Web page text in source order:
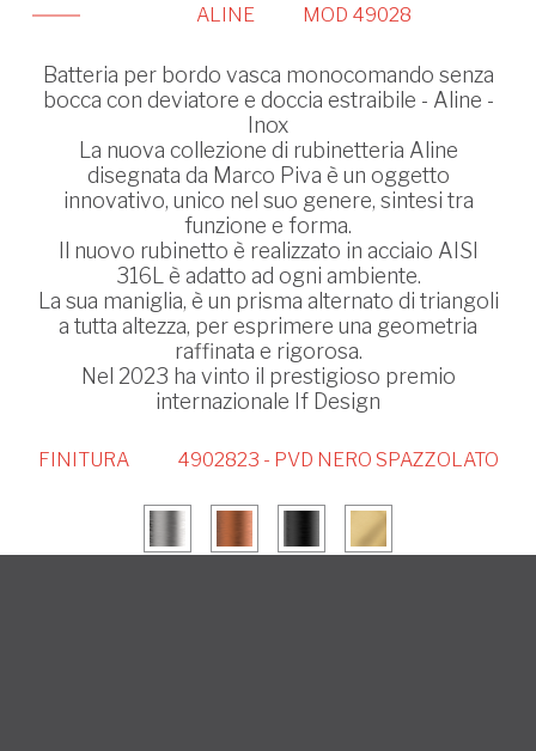
ALINE MOD 49028
Batteria per bordo vasca monocomando senza
bocca con deviatore e doccia estraibile - Aline -
Inox
La nuova collezione di rubinetteria Aline
disegnata da Marco Piva è un oggetto
innovativo, unico nel suo genere, sintesi tra
funzione e forma.
Il nuovo rubinetto è realizzato in acciaio AISI
316L è adatto ad ogni ambiente.
La sua maniglia, è un prisma alternato di triangoli
a tutta altezza, per esprimere una geometria
raffinata e rigorosa.
Nel 2023 ha vinto il prestigioso premio
internazionale If Design
FINITURA 4902823 - PVD NERO SPAZZOLATO